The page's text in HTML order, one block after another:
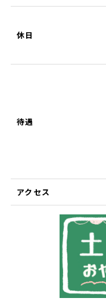
休日
待遇
アクセス